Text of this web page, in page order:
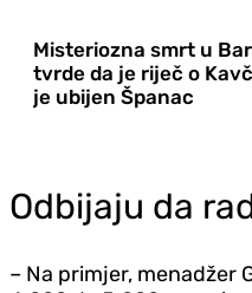
Misteriozna smrt u
tvrde da je riječ o
je ubijen Španac
Odbijaju da
– Na primjer, menadžer